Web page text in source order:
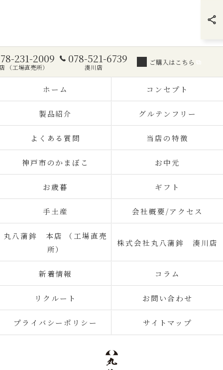
231-2009
（工場直売所）
078-521-6739
湊川店
ご購入はこちら
ホーム コンセプト
製品紹介 グルテンフリー
よくある質問 当店の特徴
神戸市のかまぼこ お中元
お歳暮 ギフト
手土産 会社概要/アクセス
丸八蒲鉾 本店 （工場直売
所）
株式会社丸八蒲鉾 湊川店
新着情報 コラム
リクルート お問い合わせ
プライバシーポリシー サイトマップ